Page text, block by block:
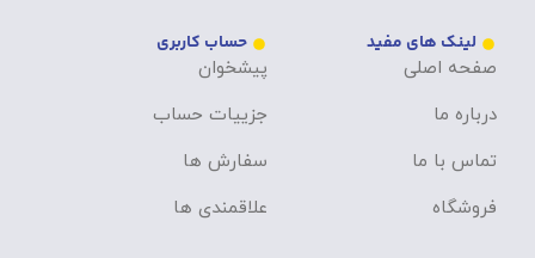
لینک های مفید
صفحه اصلی
درباره ما
تماس با ما
فروشگاه
حساب کاربری
پیشخوان
جزییات حساب
سفارش ها
علاقمندی ها